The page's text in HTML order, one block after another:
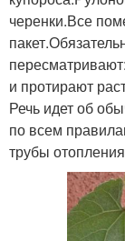
черенки.Все
и протирают
Речь идет об
по всем
трубы